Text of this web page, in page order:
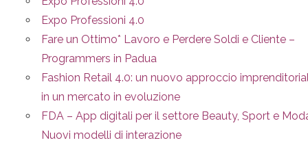
Expo Professioni 4.0
Fare un Ottimo* Lavoro e Perdere Soldi e Cliente –
Programmers in Padua
Fashion Retail 4.0: un nuovo approccio
in un mercato in evoluzione
FDA – App digitali per il settore Beauty, Sport e
Nuovi modelli di interazione